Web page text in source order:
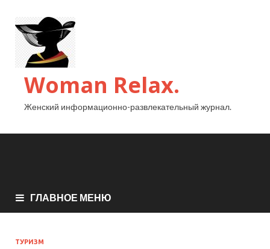
Woman Relax.
Женский информационно-развлекательный журнал.
ГЛАВНОЕ МЕНЮ
ТУРИЗМ